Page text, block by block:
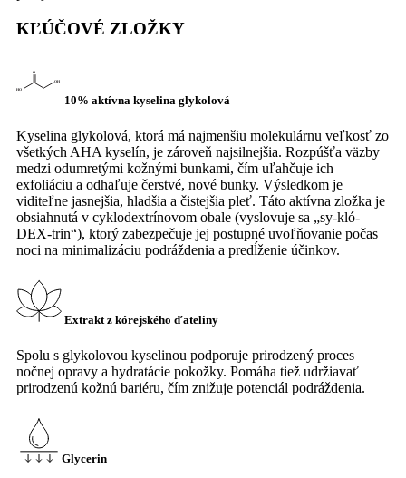
KĽÚČOVÉ ZLOŽKY
10% aktívna kyselina glykolová
Kyselina glykolová, ktorá má najmenšiu molekulárnu veľkosť zo
všetkých AHA kyselín, je zároveň najsilnejšia. Rozpúšťa väzby
medzi odumretými kožnými bunkami, čím uľahčuje ich
exfoliáciu a odhaľuje čerstvé, nové bunky. Výsledkom je
viditeľne jasnejšia, hladšia a čistejšia pleť. Táto aktívna zložka je
obsiahnutá v cyklodextrínovom obale (vyslovuje sa „sy-kló-
DEX-trin“), ktorý zabezpečuje jej postupné uvoľňovanie počas
noci na minimalizáciu podráždenia a predĺženie účinkov.
Extrakt z kórejského ďateliny
Spolu s glykolovou kyselinou podporuje prirodzený proces
nočnej opravy a hydratácie pokožky. Pomáha tiež udržiavať
prirodzenú kožnú bariéru, čím znižuje potenciál podráždenia.
Glycerin